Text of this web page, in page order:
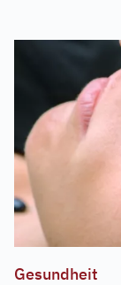
Gesundheit